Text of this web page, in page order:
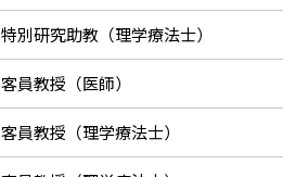
特別研究助教（理学療法士）
客員教授（医師）
客員教授（理学療法士）